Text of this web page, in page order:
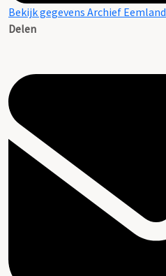
Bekijk gegevens Archief Eemland
Delen